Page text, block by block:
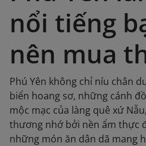
nổi tiếng
nên mua
Phú Yên không chỉ níu chân
biển hoang sơ, những cánh
mộc mạc của làng quê xứ
thương nhớ bởi nền ẩm thực
những món ăn dân dã mang